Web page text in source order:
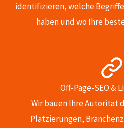
identifizieren, welche
haben und wo Ihre
Off-Page-SEO &
Wir bauen Ihre Autorität
Platzierungen,